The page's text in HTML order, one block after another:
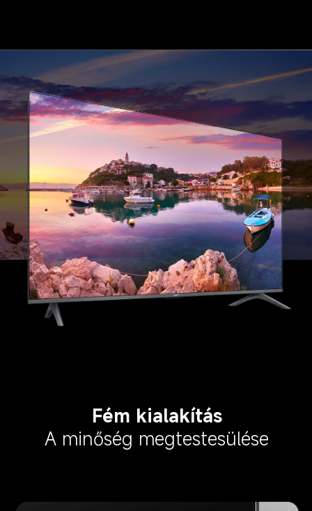
Fém kialakítás
A minőség megtestesülése